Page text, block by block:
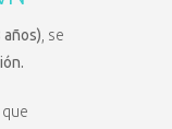
años) , se
que